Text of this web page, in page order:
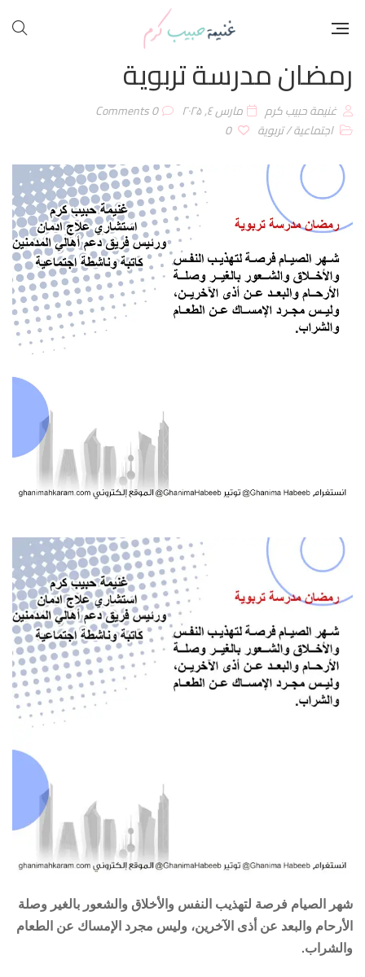
رمضان مدرسة تربوية
غنيمة حبيب كرم مارس ٤, ۲۰۲۵
0 Comments
اجتماعية/تربوية 0
شهر الصيام فرصة لتهذيب النفس والأخلاق والشعور بالغير وصلة
الأرحام والبعد عن أذى الآخرين، وليس مجرد الإمساك عن الطعام
والشراب.